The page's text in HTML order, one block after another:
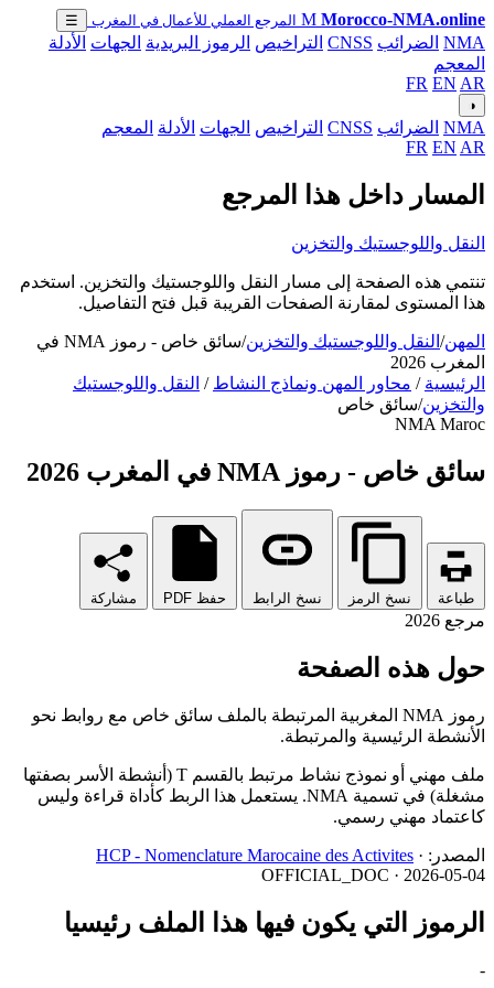
M Morocco-NMA.online المرجع العملي للأعمال في المغرب ☰
NMA الضرائب CNSS التراخيص الرموز البريدية الجهات الأدلة
المعجم
FR EN AR
◑
NMA الضرائب CNSS التراخيص الجهات الأدلة المعجم
FR EN AR
المسار داخل هذا المرجع
النقل واللوجستيك والتخزين
تنتمي هذه الصفحة إلى مسار النقل واللوجستيك والتخزين. استخدم
هذا المستوى لمقارنة الصفحات القريبة قبل فتح التفاصيل.
المهن/ النقل واللوجستيك والتخزين/
سائق خاص - رموز NMA في
المغرب 2026
الرئيسية / محاور المهن ونماذج النشاط / النقل واللوجستيك
والتخزين/سائق خاص
NMA Maroc
سائق خاص - رموز NMA في المغرب 2026
طباعة نسخ الرمز نسخ الرابط حفظ PDF مشاركة
مرجع 2026
حول هذه الصفحة
رموز NMA المغربية المرتبطة بالملف سائق خاص مع روابط نحو
الأنشطة الرئيسية والمرتبطة.
ملف مهني أو نموذج نشاط مرتبط بالقسم T (أنشطة الأسر بصفتها
مشغلة) في تسمية NMA. يستعمل هذا الربط كأداة قراءة وليس
كاعتماد مهني رسمي.
المصدر: HCP - Nomenclature Marocaine des Activites ·
OFFICIAL_DOC · 2026-05-04
الرموز التي يكون فيها هذا الملف رئيسيا
-